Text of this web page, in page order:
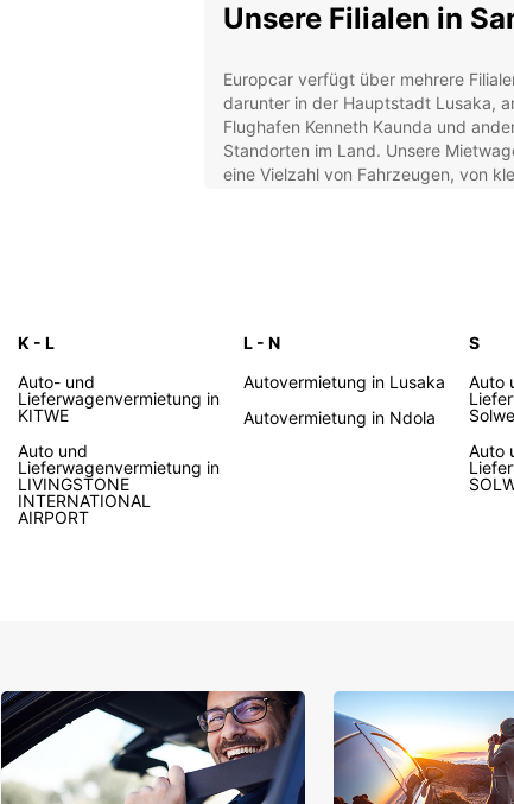
Unsere Filialen in
Europcar verfügt über mehrere
darunter in der Hauptstadt Lusaka,
Flughafen Kenneth Kaunda und
Standorten im Land. Unsere
eine Vielzahl von Fahrzeugen, von
Zuverlässige Fahrzeuge in Top-
Kundenservice rund um die Uhr
Kostenlose Stornierungsoptionen
Zusätzliche Services wie GPS-
K - L
Auto- und
Lieferwagenvermietung in
KITWE
Auto und
Lieferwagenvermietung in
LIVINGSTONE
INTERNATIONAL
AIRPORT
L - N
Autovermietung in Lusaka
Autovermietung in Ndola
S
Auto
Auto